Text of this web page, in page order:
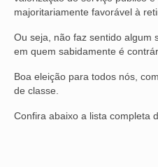
ARAÇATUBA
BAURU
PRESIDENTE
majoritariamente favorável à
Ou seja, não faz sentido algum
em quem sabidamente é
Boa eleição para todos nós,
de classe.
Confira abaixo a lista completa